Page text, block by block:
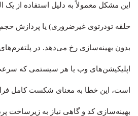
این مشکل معمولاً به دلیل استفاده از یک
حلقه تودرتوی غیرضروری) یا پردازش
بدون بهینه‌سازی رخ می‌دهد. در پلتفرم‌های
اپلیکیشن‌های وب یا هر سیستمی که
است، این خطا به معنای شکست کامل
بهینه‌سازی کد و گاهی نیاز به زیرساخت